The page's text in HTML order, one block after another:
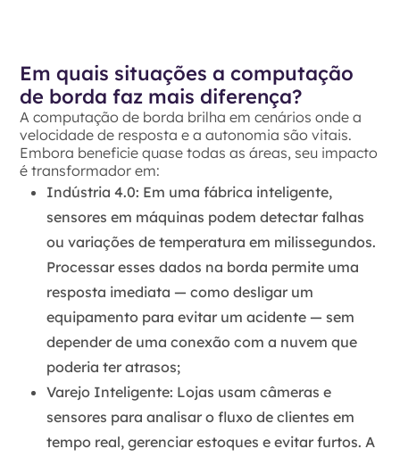
Em quais situações a computação
de borda faz mais diferença?
A computação de borda brilha em cenários onde a
velocidade de resposta e a autonomia são vitais.
Embora beneficie quase todas as áreas, seu impacto
é transformador em:
Indústria 4.0: Em uma fábrica inteligente,
sensores em máquinas podem detectar falhas
ou variações de temperatura em milissegundos.
Processar esses dados na borda permite uma
resposta imediata — como desligar um
equipamento para evitar um acidente — sem
depender de uma conexão com a nuvem que
poderia ter atrasos;
Varejo Inteligente: Lojas usam câmeras e
sensores para analisar o fluxo de clientes em
tempo real, gerenciar estoques e evitar furtos. A